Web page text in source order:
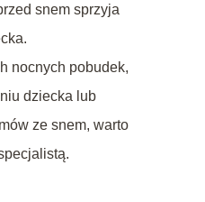
snem sprzyja
nocnych pobudek,
dziecka lub
ze snem, warto